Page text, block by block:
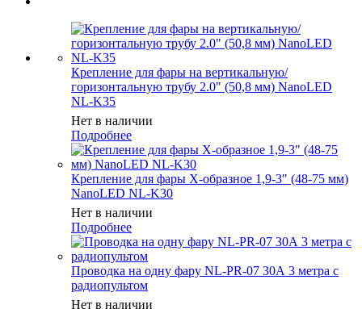
Крепление для фары на вертикальную/
горизонтальную трубу 2.0" (50,8 мм) NanoLED
NL-K35
Нет в наличии
Подробнее
Крепление для фары Х-образное 1,9-3" (48-75 мм)
NanoLED NL-K30
Нет в наличии
Подробнее
Проводка на одну фару NL-PR-07 30А 3 метра с
радиопультом
Нет в наличии